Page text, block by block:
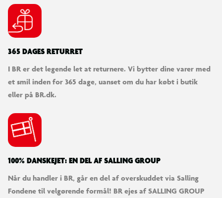
LEGO® NINJAGO® legesæt med 2 legetøjskøretøjer
vågner med LEGO® NINJAGO legesættet Kai og Coles kombi-
køretøjer.
365 DAGES RETURRET
I BR er det legende let at returnere. Vi bytter dine varer med
et smil inden for 365 dage, uanset om du har købt i butik
eller på BR.dk.
100% DANSKEJET: EN DEL AF SALLING GROUP
Når du handler i BR, går en del af overskuddet via Salling
Fondene til velgørende formål! BR ejes af SALLING GROUP